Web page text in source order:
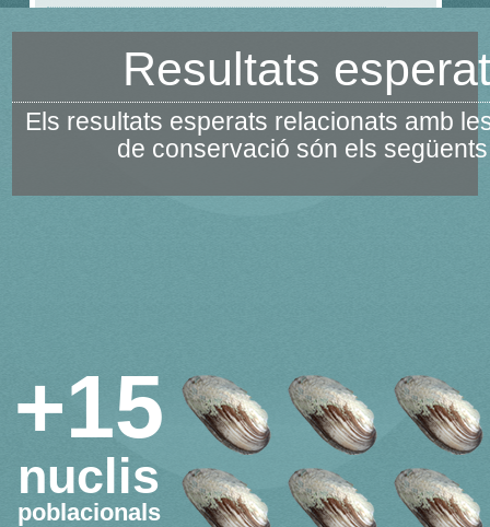
Congressos i jornades
Resultats
Els resultats esperats relacionats amb
de conservació són els
+15
nuclis
poblacionals